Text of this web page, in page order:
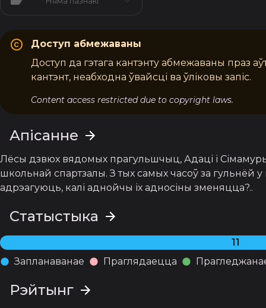
Доступ абмежаваны
Доступ да гэтага кантэнту абмежаваны праз
кантэнт, неабходна ўвайсці ва ўліковы запіс.
Content access restricted due to copyright laws.
Апісанне
Лёсы дзвюх вядомых прагульшчыц, Адаці і
школьнай спартзалы. З тых самых часоў за гульнёй у
адрэагуюць, калі аднойчы іх адносіны зменяцца?..
Статыстыка
11
Запланаванае
Праглядаецца
Рэйтынг